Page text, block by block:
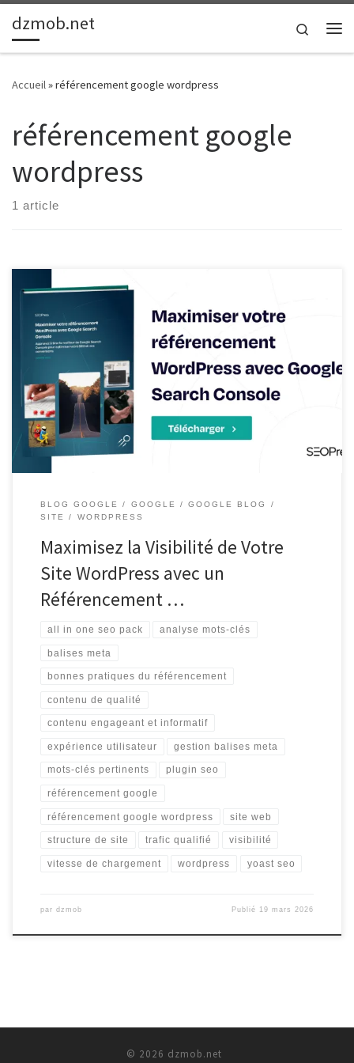
Passer au contenu
dzmob.net
Search
Accueil»référencement google wordpress
référencement google
wordpress
1 article
Référencement Google pour WordPress : Maximisez la Visibilité
de Votre Site Référencement Google pour WordPress : Maximisez
la Visibilité de Votre Site Le référencement sur Google est un
élément crucial pour assurer la visibilité en ligne de votre site web.
Avec des millions de sites web en concurrence, il est […]
BLOG GOOGLE GOOGLE
GOOGLE BLOG
SITE
WORDPRESS
Maximisez la Visibilité de Votre
Site WordPress avec un
Référencement …
all in one seo pack analyse mots-clés
balises meta
bonnes pratiques du référencement
contenu de qualité
contenu engageant et informatif
expérience utilisateur gestion balises meta
mots-clés pertinents plugin seo
référencement google
référencement google wordpress site web
structure de site trafic qualifié visibilité
vitesse de chargement wordpress yoast seo
par dzmob Publié 19 mars 2026
© 2026 dzmob.net